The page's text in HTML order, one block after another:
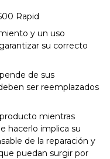
Rapid
y un uso
su correcto
de sus
ser reemplazados
mientras
hacerlo implica su
de la reparación y
puedan surgir por